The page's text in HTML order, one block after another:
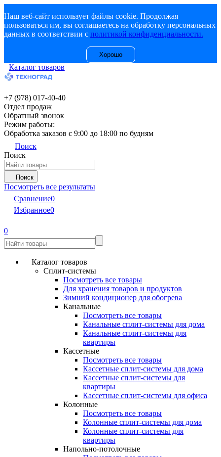
Наш веб-сайт использует файлы cookie. Продолжая
пользоваться им, вы соглашаетесь на обработку персональных
данных в соответствии с политикой конфиденциальности.
Хорошо
Каталог товаров
+7 (978) 017-40-40
Отдел продаж
Обратный звонок
Режим работы:
Обработка заказов с 9:00 до 18:00 по будням
Поиск
Поиск
Поиск
Посмотреть все результаты
Сравнение0
Избранное0
0
Каталог товаров
Сплит-системы
Посмотреть все товары
Для хранения товаров и продуктов
Зимний кондиционер для обогрева
Канальные
Посмотреть все товары
Канальные сплит-системы для дома
Канальные сплит-системы для
квартиры
Кассетные
Посмотреть все товары
Кассетные сплит-системы для дома
Кассетные сплит-системы для
квартиры
Кассетные сплит-системы для офиса
Колонные
Посмотреть все товары
Колонные сплит-системы для дома
Колонные сплит-системы для
квартиры
Напольно-потолочные